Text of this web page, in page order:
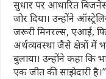
सुधार पर आधारित
जोर दिया। उन्होंने
जरूरी मिनरल्स, एआई,
अर्थव्यवस्था जैसे क्षेत्रों में
बुलाया। उन्होंने कहा कि
एक जीत की साझेदारी है।”